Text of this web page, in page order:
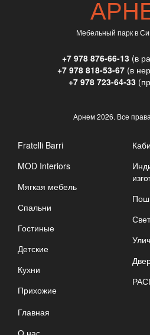
Мебельный парк в
+7 978 876-66-13(в
+7 978 818-53-67(в
+7 978 723-64-33
Арнем2026. Все
Fratelli Barri
MOD Interiors
Мягкая мебель
Спальни
Гостиные
Детские
Кухни
Прихожие
Главная